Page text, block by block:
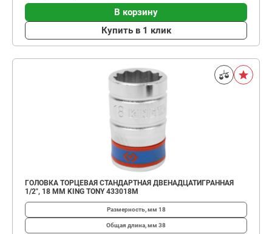
В корзину
Купить в 1 клик
ГОЛОВКА ТОРЦЕВАЯ СТАНДАРТНАЯ ДВЕНАДЦАТИГРАННАЯ
1/2", 18 ММ KING TONY 433018M
Размерность, мм 18
Общая длина, мм 38